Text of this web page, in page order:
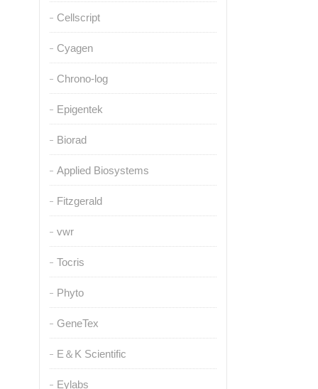
Cellscript
Cyagen
Chrono-log
Epigentek
Biorad
Applied Biosystems
Fitzgerald
vwr
Tocris
Phyto
GeneTex
E＆K Scientific
Eylabs